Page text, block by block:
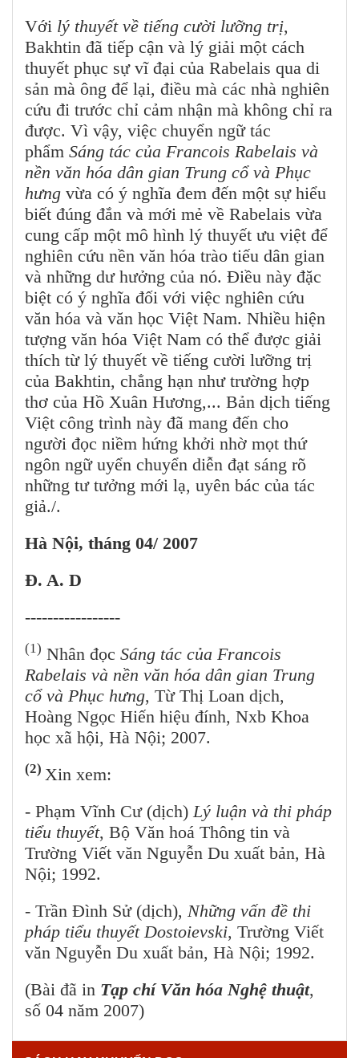
Với lý thuyết về tiếng cười lưỡng trị,
Bakhtin đã tiếp cận và lý giải một cách
thuyết phục sự vĩ đại của Rabelais qua di
sản mà ông để lại, điều mà các nhà nghiên
cứu đi trước chỉ cảm nhận mà không chỉ ra
được. Vì vậy, việc chuyển ngữ tác
phẩm Sáng tác của Francois Rabelais và
nền văn hóa dân gian Trung cổ và Phục
hưng vừa có ý nghĩa đem đến một sự hiểu
biết đúng đắn và mới mẻ về Rabelais vừa
cung cấp một mô hình lý thuyết ưu việt để
nghiên cứu nền văn hóa trào tiếu dân gian
và những dư hưởng của nó. Điều này đặc
biệt có ý nghĩa đối với việc nghiên cứu
văn hóa và văn học Việt Nam. Nhiều hiện
tượng văn hóa Việt Nam có thể được giải
thích từ lý thuyết về tiếng cười lưỡng trị
của Bakhtin, chẳng hạn như trường hợp
thơ của Hồ Xuân Hương,... Bản dịch tiếng
Việt công trình này đã mang đến cho
người đọc niềm hứng khởi nhờ mọt thứ
ngôn ngữ uyển chuyển diễn đạt sáng rõ
những tư tưởng mới lạ, uyên bác của tác
giả./.
Hà Nội, tháng 04/ 2007
Đ. A. D
-----------------
(1) Nhân đọc Sáng tác của Francois
Rabelais và nền văn hóa dân gian Trung
cổ và Phục hưng, Từ Thị Loan dịch,
Hoàng Ngọc Hiến hiệu đính, Nxb Khoa
học xã hội, Hà Nội; 2007.
(2) Xin xem:
- Phạm Vĩnh Cư (dịch) Lý luận và thi pháp
tiểu thuyết, Bộ Văn hoá Thông tin và
Trường Viết văn Nguyễn Du xuất bản, Hà
Nội; 1992.
- Trần Đình Sử (dịch), Những vấn đề thi
pháp tiểu thuyết Dostoievski, Trường Viết
văn Nguyễn Du xuất bản, Hà Nội; 1992.
(Bài đã in Tạp chí Văn hóa Nghệ thuật,
số 04 năm 2007)